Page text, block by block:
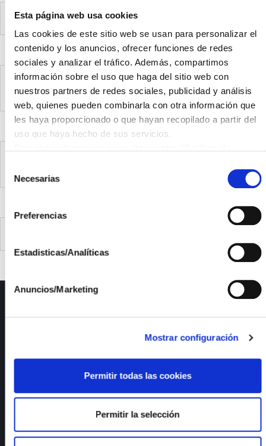
Esta página web usa cookies
Las cookies de este sitio web se usan para personalizar el
contenido y los anuncios, ofrecer funciones de redes
sociales y analizar el tráfico. Además, compartimos
información sobre el uso que haga del sitio web con
nuestros partners de redes sociales, publicidad y análisis
web, quienes pueden combinarla con otra información que
les haya proporcionado o que hayan recopilado a partir del
uso que haya hecho de sus servicios.
Necesarias
Preferencias
Estadisticas/Analíticas
Anuncios/Marketing
Mostrar configuración
Permitir todas las cookies
Permitir la selección
ISFOC visits the CIRCE Foundation
Project POWERTREE "High Concentration
Photovoltaic for Urban Environments"
Publicaciones